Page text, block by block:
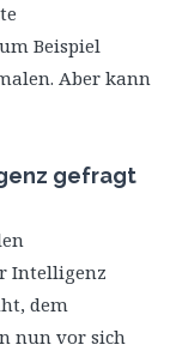
Beispiel
Aber kann
gefragt
Intelligenz
dem
nun vor sich